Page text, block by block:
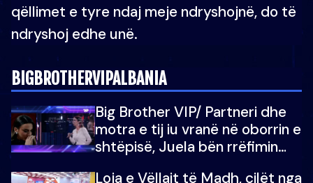
qëllimet e tyre ndaj meje ndryshojnë, do të
ndryshoj edhe unë.
BIGBROTHERVIPALBANIA
Big Brother VIP/ Partneri dhe
motra e tij iu vranë në oborrin e
shtëpisë, Juela bën rrëfimin
Loja e Vëllait të Madh, cilët nga